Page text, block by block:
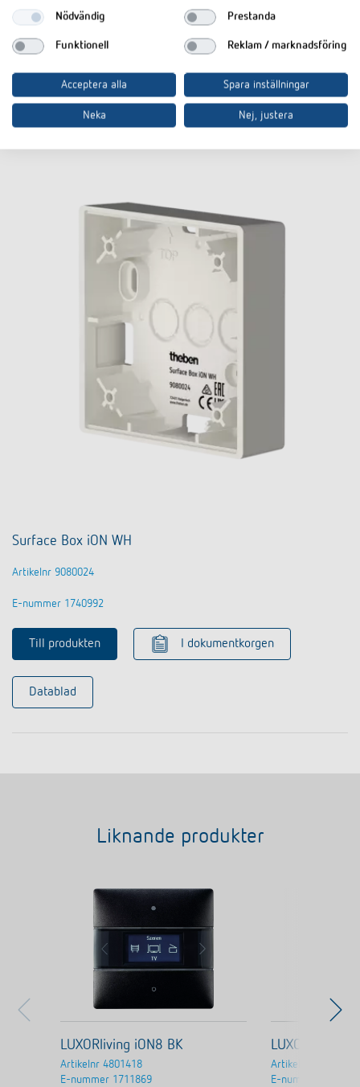
Datablad
Surface Box iON WH
Artikelnr 9080024
E-nummer 1740992
Till produkten I dokumentkorgen
Datablad
Liknande produkter
LUXORliving iON8 BK
Artikelnr 4801418
E-nummer 1711869
LUXORliving
Artikelnr
E-nummer
Nödvändig Prestanda
Funktionell Reklam / marknadsföring
Acceptera alla Spara inställningar
Neka Nej, justera